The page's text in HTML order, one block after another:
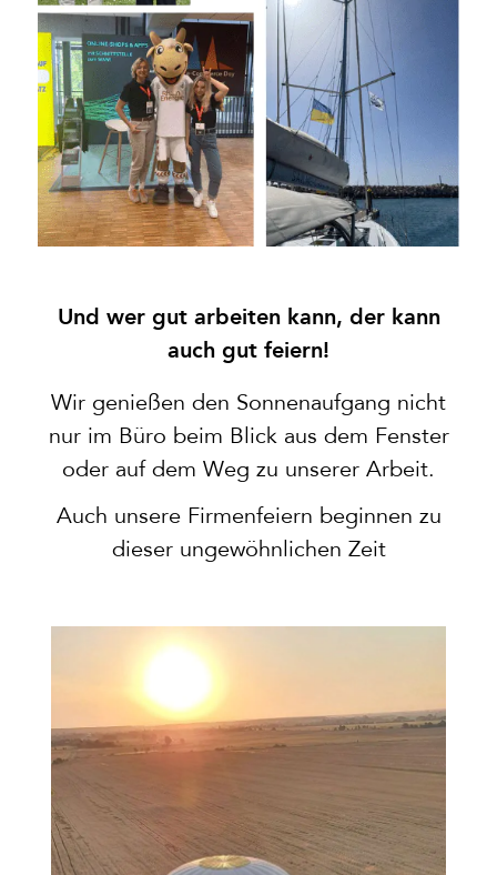
Und wer gut arbeiten kann, der kann
auch gut feiern!
Wir genießen den Sonnenaufgang nicht
nur im Büro beim Blick aus dem Fenster
oder auf dem Weg zu unserer Arbeit.
Auch unsere Firmenfeiern beginnen zu
dieser ungewöhnlichen Zeit